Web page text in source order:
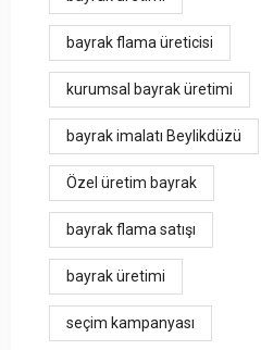
bayrak flama üreticisi
kurumsal bayrak üretimi
bayrak imalatı Beylikdüzü
Özel üretim bayrak
bayrak flama satışı
bayrak üretimi
seçim kampanyası